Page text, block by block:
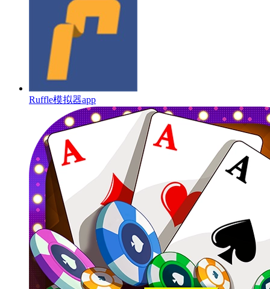
Ruffle模拟器app